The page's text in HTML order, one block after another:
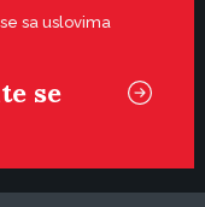
sa uslovima